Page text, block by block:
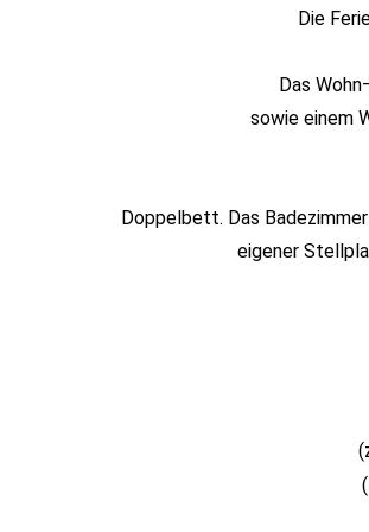
Die
Das
sowie einem
Doppelbett. Das
eigener